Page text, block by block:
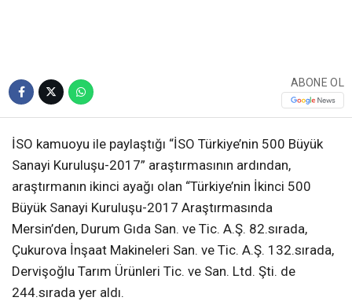
ABONE OL
İSO kamuoyu ile paylaştığı “İSO Türkiye’nin 500 Büyük
Sanayi Kuruluşu-2017” araştırmasının ardından,
araştırmanın ikinci ayağı olan “Türkiye’nin İkinci 500
Büyük Sanayi Kuruluşu-2017 Araştırmasında
Mersin’den, Durum Gıda San. ve Tic. A.Ş. 82.sırada,
Çukurova İnşaat Makineleri San. ve Tic. A.Ş. 132.sırada,
Dervişoğlu Tarım Ürünleri Tic. ve San. Ltd. Şti. de
244.sırada yer aldı.